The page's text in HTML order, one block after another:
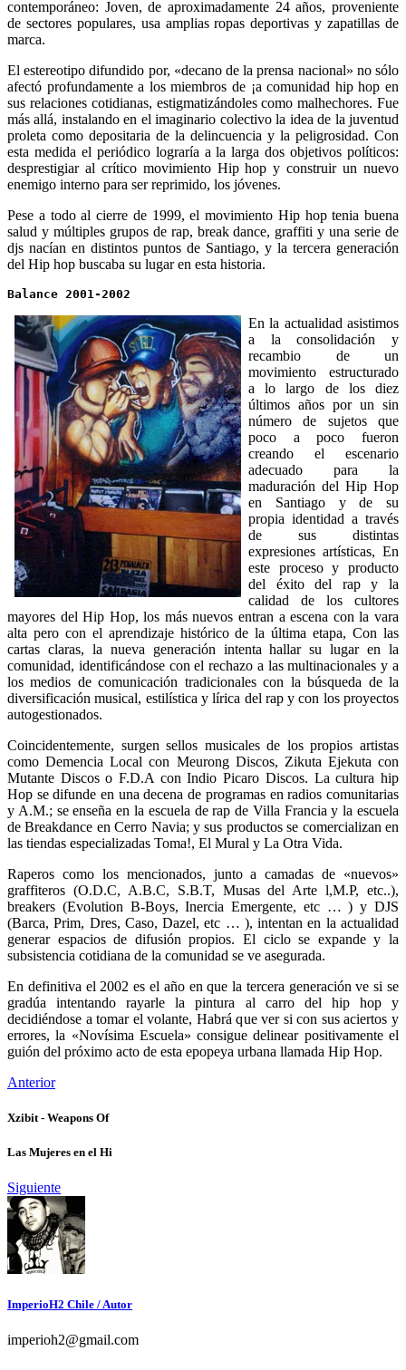
contemporáneo: Joven, de aproximadamente 24 años, proveniente
de sectores populares, usa amplias ropas deportivas y zapatillas de
marca.
El estereotipo difundido por, «decano de la prensa nacional» no sólo
afectó profundamente a los miembros de ¡a comunidad hip hop en
sus relaciones cotidianas, estigmatizándoles como malhechores. Fue
más allá, instalando en el imaginario colectivo la idea de la juventud
proleta como depositaria de la delincuencia y la peligrosidad. Con
esta medida el periódico lograría a la larga dos objetivos políticos:
desprestigiar al crítico movimiento Hip hop y construir un nuevo
enemigo interno para ser reprimido, los jóvenes.
Pese a todo al cierre de 1999, el movimiento Hip hop tenia buena
salud y múltiples grupos de rap, break dance, graffiti y una serie de
djs nacían en distintos puntos de Santiago, y la tercera generación
del Hip hop buscaba su lugar en esta historia.
Balance 2001-2002
En la actualidad asistimos
a la consolidación y
recambio de un
movimiento estructurado
a lo largo de los diez
últimos años por un sin
número de sujetos que
poco a poco fueron
creando el escenario
adecuado para la
maduración del Hip Hop
en Santiago y de su
propia identidad a través
de sus distintas
expresiones artísticas, En
este proceso y producto
del éxito del rap y la
calidad de los cultores
mayores del Hip Hop, los más nuevos entran a escena con la vara
alta pero con el aprendizaje histórico de la última etapa, Con las
cartas claras, la nueva generación intenta hallar su lugar en la
comunidad, identificándose con el rechazo a las multinacionales y a
los medios de comunicación tradicionales con la búsqueda de la
diversificación musical, estilística y lírica del rap y con los proyectos
autogestionados.
Coincidentemente, surgen sellos musicales de los propios artistas
como Demencia Local con Meurong Discos, Zikuta Ejekuta con
Mutante Discos o F.D.A con Indio Picaro Discos. La cultura hip
Hop se difunde en una decena de programas en radios comunitarias
y A.M.; se enseña en la escuela de rap de Villa Francia y la escuela
de Breakdance en Cerro Navia; y sus productos se comercializan en
las tiendas especializadas Toma!, El Mural y La Otra Vida.
Raperos como los mencionados, junto a camadas de «nuevos»
graffiteros (O.D.C, A.B.C, S.B.T, Musas del Arte l,M.P, etc..),
breakers (Evolution B-Boys, Inercia Emergente, etc … ) y DJS
(Barca, Prim, Dres, Caso, Dazel, etc … ), intentan en la actualidad
generar espacios de difusión propios. El ciclo se expande y la
subsistencia cotidiana de la comunidad se ve asegurada.
En definitiva el 2002 es el año en que la tercera generación ve si se
gradúa intentando rayarle la pintura al carro del hip hop y
decidiéndose a tomar el volante, Habrá que ver si con sus aciertos y
errores, la «Novísima Escuela» consigue delinear positivamente el
guión del próximo acto de esta epopeya urbana llamada Hip Hop.
Anterior
Xzibit - Weapons Of
Las Mujeres en el Hi
Siguiente
ImperioH2 Chile / Autor
imperioh2@gmail.com